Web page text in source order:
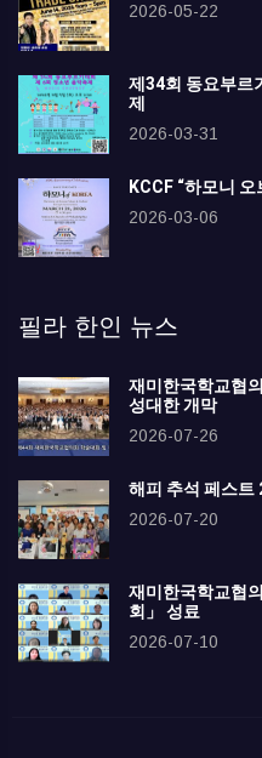
2026-05-22
제34회 동요부르
제
2026-03-31
KCCF “하모니
2026-03-06
필라 한인 뉴스
재미한국학교협
성대한 개막
2026-07-26
해피 추석 페스트
2026-07-20
재미한국학교협
회」 성료
2026-07-10